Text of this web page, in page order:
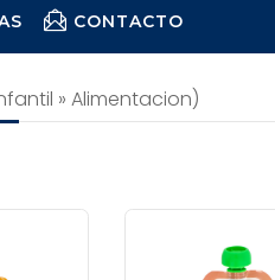
CONTACTO
» Alimentacion)